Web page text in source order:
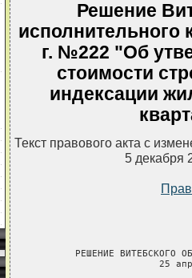
Решение
исполнительного
г. №222 "Об
стоимости
индексации
Текст правового акта с
5 декабря
РЕШЕНИЕ ВИТЕБСКОГО
25